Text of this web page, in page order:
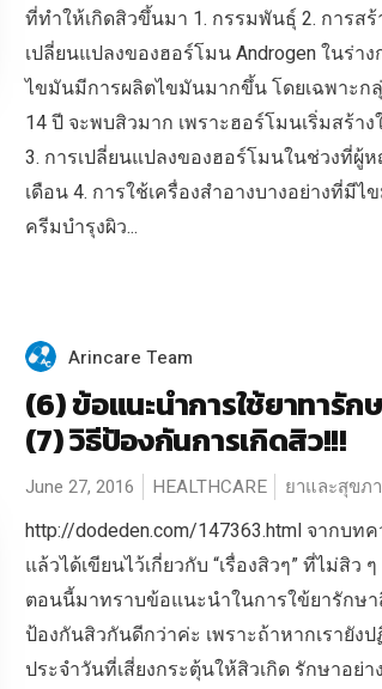
ที่ทำให้เกิดสิวขึ้นมา 1. กรรมพันธุ์ 2. การสร้
เปลี่ยนแปลงของฮอร์โมน Androgen ในร่า
ไขมันมีการผลิตไขมันมากขึ้น โดยเฉพาะก
14 ปี จะพบสิวมาก เพราะฮอร์โมนเริ่มสร้า
3. การเปลี่ยนแปลงของฮอร์โมนในช่วงที่ผู้
เดือน 4. การใช้เครื่องสำอางบางอย่างที่มีไ
ครีมบำรุงผิว...
Arincare Team
(6) ข้อแนะนำการใช้ยาทารัก
(7) วิธีป้องกันการเกิดสิว!!!
June 27, 2016 HEALTHCARE ยาและสุขภ
http://dodeden.com/147363.html จากบท
แล้วได้เขียนไว้เกี่ยวกับ “เรื่องสิวๆ” ที่ไม่สิว
ตอนนี้มาทราบข้อแนะนำในการใข้ยารักษา
ป้องกันสิวกันดีกว่าค่ะ เพราะถ้าหากเรายัง
ประจำวันที่เสี่ยงกระตุ้นให้สิวเกิด รักษาอย่า